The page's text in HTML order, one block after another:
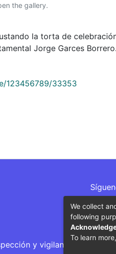
the gallery.
la torta de
Jorge Garces Borrero.
123456789/33353
y vigilancia por parte
We collect
following
To learn